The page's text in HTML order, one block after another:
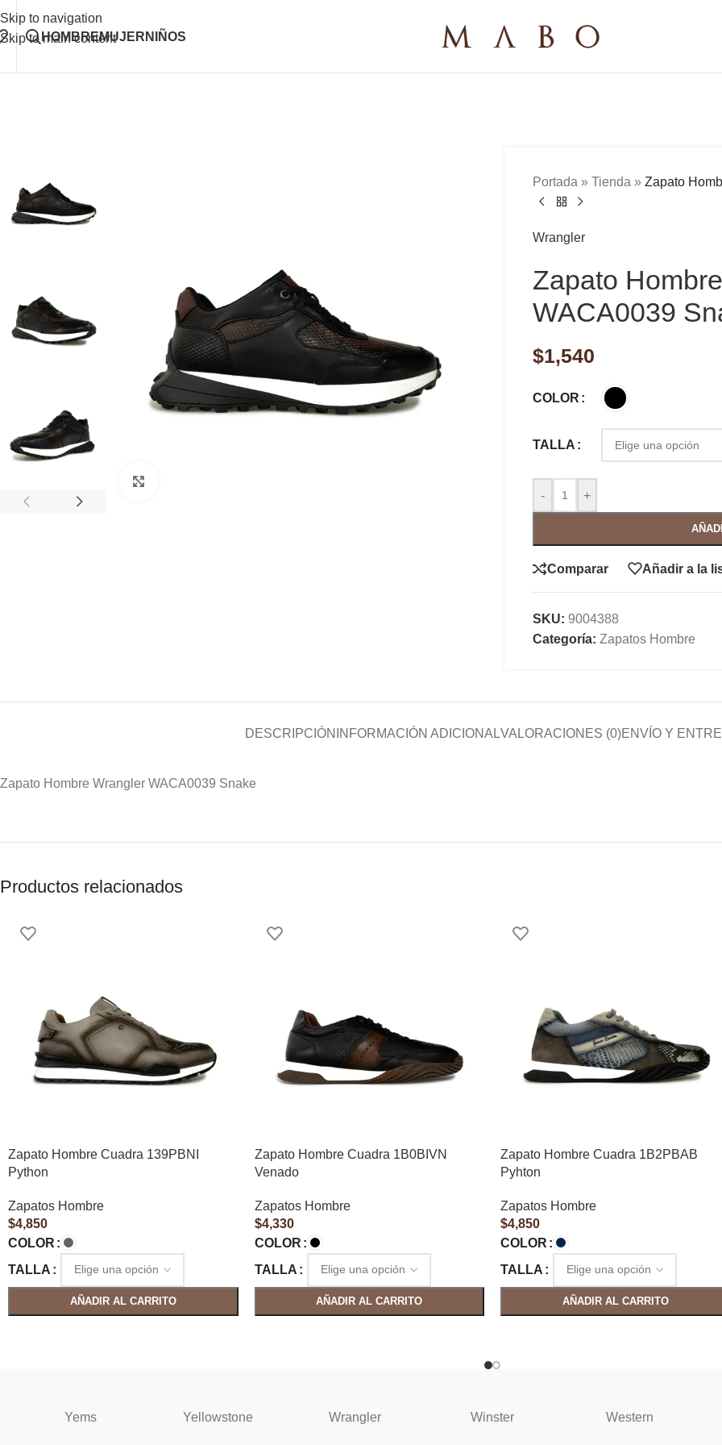
Skip to navigation
Skip to main content
HOMBREMUJER NIÑOS
Portada » Tienda » Zapato
Wrangler
Zapato
WACA0039
$1,540
COLOR
TALLA
- +
Comparar Añadir a la
SKU: 9004388
Categoría: Zapatos Hombre
DESCRIPCIÓN INFORMACIÓN ADICIONALVALORACIONES (0)ENVÍO Y
Zapato Hombre Wrangler WACA0039 Snake
Productos relacionados
Zapato Hombre Cuadra 139PBNI
Python
Zapatos Hombre
$4,850
COLOR
TALLA
AÑADIR AL CARRITO
Zapato Hombre Cuadra 1B0BIVN
Venado
Zapatos Hombre
$4,330
COLOR
TALLA
AÑADIR AL CARRITO
Zapato Hombre Cuadra 1B2PBAB
Pyhton
Zapatos Hombre
$4,850
COLOR
TALLA
AÑADIR AL CARRITO
Yems Yellowstone Wrangler Winster Western